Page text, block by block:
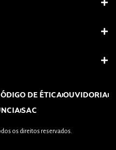
DE ÉTICAOUVIDORIA
SAC
os direitos reservados.